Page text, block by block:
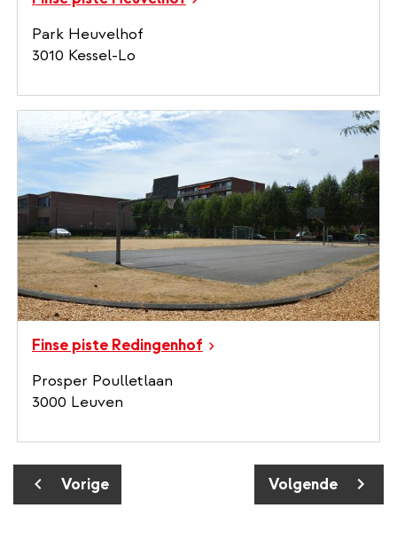
Park Heuvelhof
3010 Kessel-Lo
Finse piste Redingenhof
Prosper Poulletlaan
3000 Leuven
Paginering
Vorige pagina
Vorige Volgende pagina
Volgende